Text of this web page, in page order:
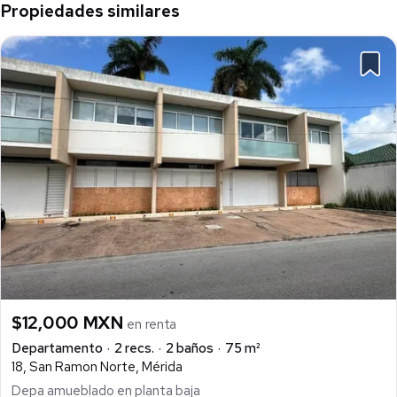
Propiedades similares
$12,000 MXN en renta
Departamento
2 recs. 2 baños
75 m²
18, San Ramon Norte, Mérida
Depa amueblado en planta baja